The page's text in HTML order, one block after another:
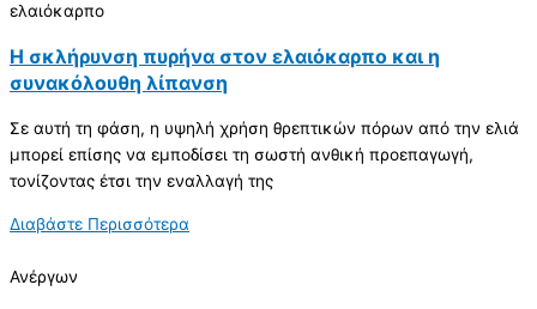
ελαιόκαρπο
Η σκλήρυνση πυρήνα στον ελαιόκαρπο και η
συνακόλουθη λίπανση
Σε αυτή τη φάση, η υψηλή χρήση θρεπτικών πόρων από την ελιά
μπορεί επίσης να εμποδίσει τη σωστή ανθική προεπαγωγή,
τονίζοντας έτσι την εναλλαγή της
Διαβάστε Περισσότερα
Ανέργων